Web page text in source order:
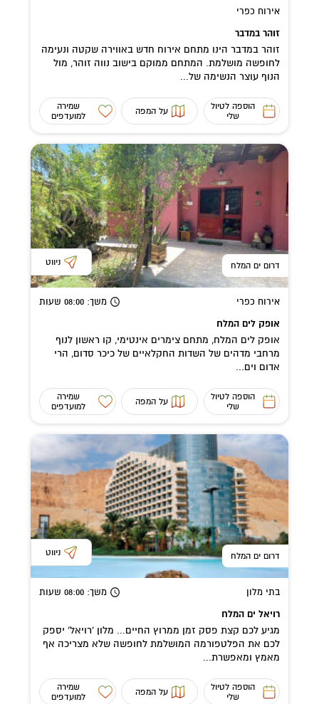
אירוח כפרי
זוהר במדבר
זוהר במדבר הינו מתחם אירוח חדש באווירה שקטה ונעימה
לחופשה מושלמת. המתחם ממוקם בישוב נווה זוהר, מול
הנוף עוצר הנשימה של...
הוספה לטיול
שלי
על המפה
שמירה
למועדפים
דרום ים המלח ניווט
אירוח כפרי משך: 08:00 שעות
אופק לים המלח
אופק לים המלח, מתחם צימרים אינטימי, קו ראשון לנוף
מרחבי מדהים של השדות החקלאיים של כיכר סדום, הרי
אדום וים...
הוספה לטיול
שלי
על המפה
שמירה
למועדפים
דרום ים המלח ניווט
בתי מלון משך: 08:00 שעות
רויאל ים המלח
מגיע לכם קצת פסק זמן ממרוץ החיים... מלון 'רויאל' יספק
לכם את הפלטפורמה המושלמת לחופשה שלא מצריכה אף
מאמץ ומאפשרת...
הוספה לטיול
שלי
על המפה
שמירה
למועדפים